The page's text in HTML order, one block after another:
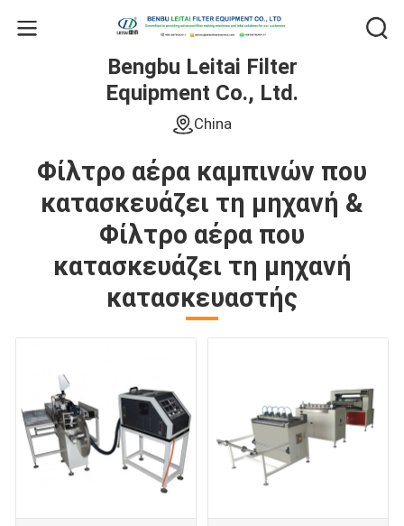
Bengbu Leitai Filter
Equipment Co., Ltd.
China
Φίλτρο αέρα καμπινών που
κατασκευάζει τη μηχανή &
Φίλτρο αέρα που
κατασκευάζει τη μηχανή
κατασκευαστής